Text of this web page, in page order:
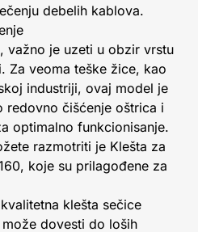
debelih kablova.
važno je uzeti u obzir vrstu
Za veoma teške žice, kao
industriji, ovaj model je
redovno čišćenje oštrica i
optimalno funkcionisanje.
razmotriti je Klešta za
koje su prilagođene za
klešta sečice
dovesti do loših